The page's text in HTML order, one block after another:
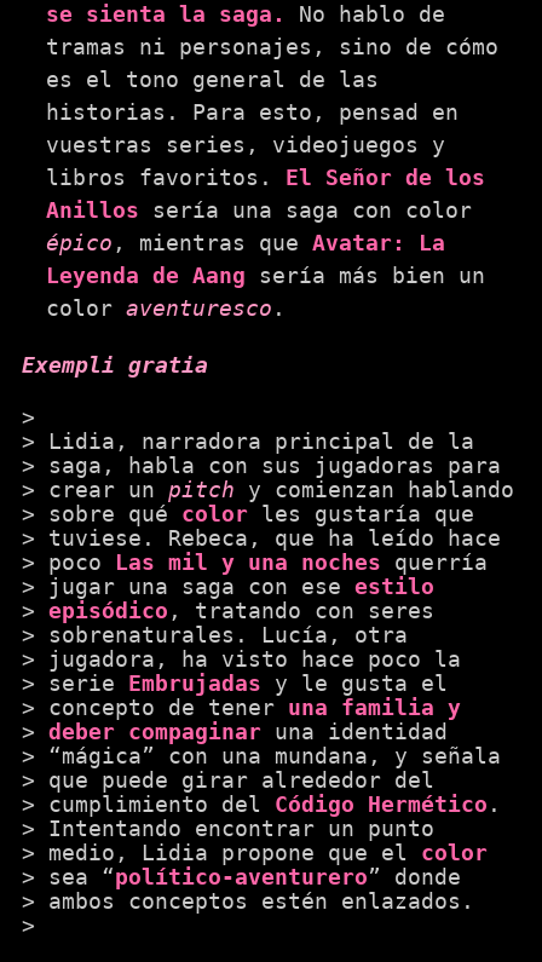
se sienta la saga.
No hablo de
tramas ni personajes, sino de cómo
es el tono general de las
historias. Para esto, pensad en
vuestras series, videojuegos y
libros favoritos. El Señor de los
Anillos sería una saga con color
épico , mientras que Avatar: La
Leyenda de Aang sería más bien un
color aventuresco .
Exempli gratia
Lidia, narradora principal de la
saga, habla con sus jugadoras para
crear un pitch y comienzan hablando
sobre qué color les gustaría que
tuviese. Rebeca, que ha leído hace
poco Las mil y una noches querría
jugar una saga con ese estilo
episódico , tratando con seres
sobrenaturales. Lucía, otra
jugadora, ha visto hace poco la
serie Embrujadas y le gusta el
concepto de tener una familia y
deber compaginar una identidad
“mágica” con una mundana, y señala
que puede girar alrededor del
cumplimiento del Código Hermético .
Intentando encontrar un punto
medio, Lidia propone que el color
sea “político-aventurero” donde
ambos conceptos estén enlazados.